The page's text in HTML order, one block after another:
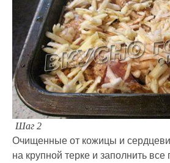
Шаг 2
Очищенные от кожицы и
на крупной терке и заполнить